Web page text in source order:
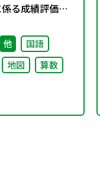
る成績評価に
他
国語
地図
算数